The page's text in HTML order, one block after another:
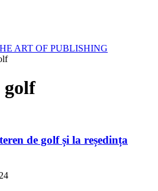
ART OF PUBLISHING
golf
de golf și la reședința